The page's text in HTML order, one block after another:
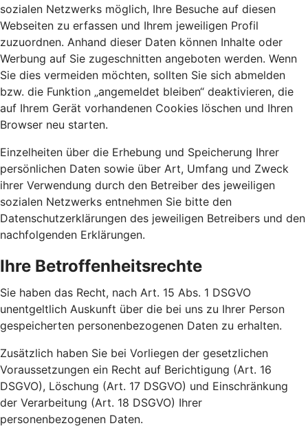
sozialen Netzwerks möglich, Ihre Besuche auf diesen
Webseiten zu erfassen und Ihrem jeweiligen Profil
zuzuordnen. Anhand dieser Daten können Inhalte oder
Werbung auf Sie zugeschnitten angeboten werden. Wenn
Sie dies vermeiden möchten, sollten Sie sich abmelden
bzw. die Funktion „angemeldet bleiben“ deaktivieren, die
auf Ihrem Gerät vorhandenen Cookies löschen und Ihren
Browser neu starten.
Einzelheiten über die Erhebung und Speicherung Ihrer
persönlichen Daten sowie über Art, Umfang und Zweck
ihrer Verwendung durch den Betreiber des jeweiligen
sozialen Netzwerks entnehmen Sie bitte den
Datenschutzerklärungen des jeweiligen Betreibers und den
nachfolgenden Erklärungen.
Ihre Betroffenheitsrechte
Sie haben das Recht, nach Art. 15 Abs. 1 DSGVO
unentgeltlich Auskunft über die bei uns zu Ihrer Person
gespeicherten personenbezogenen Daten zu erhalten.
Zusätzlich haben Sie bei Vorliegen der gesetzlichen
Voraussetzungen ein Recht auf Berichtigung (Art. 16
DSGVO), Löschung (Art. 17 DSGVO) und Einschränkung
der Verarbeitung (Art. 18 DSGVO) Ihrer
personenbezogenen Daten.